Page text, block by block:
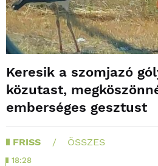
Keresik a szomjazó
közutast,
emberséges gesztust
FRISS ÖSSZES
18:28